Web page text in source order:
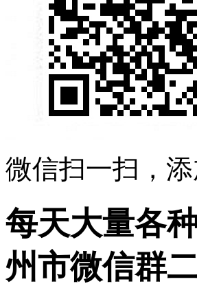
微信扫一扫，
每天大量各
州市微信群